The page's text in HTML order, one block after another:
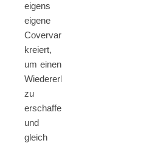
eigens
eigene
Covervariationen
kreiert,
um einen
Wiedererkennungswert
zu
erschaffen
und
gleich